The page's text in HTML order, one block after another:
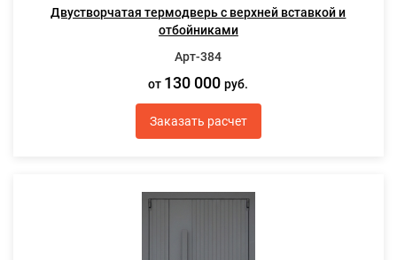
Двустворчатая термодверь с верхней вставкой и
отбойниками
Арт-384
от 130 000руб.
Заказать расчет